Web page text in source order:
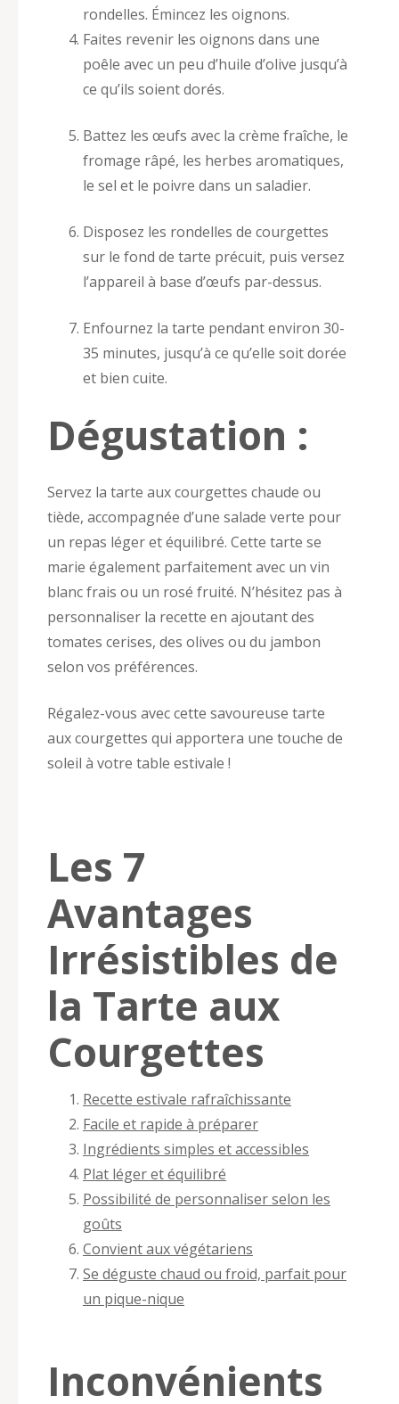
rondelles. Émincez les oignons.
Faites revenir les oignons dans une
poêle avec un peu d’huile d’olive jusqu’à
ce qu’ils soient dorés.
Battez les œufs avec la crème fraîche, le
fromage râpé, les herbes aromatiques,
le sel et le poivre dans un saladier.
Disposez les rondelles de courgettes
sur le fond de tarte précuit, puis versez
l’appareil à base d’œufs par-dessus.
Enfournez la tarte pendant environ 30-
35 minutes, jusqu’à ce qu’elle soit dorée
et bien cuite.
Dégustation :
Servez la tarte aux courgettes chaude ou
tiède, accompagnée d’une salade verte pour
un repas léger et équilibré. Cette tarte se
marie également parfaitement avec un vin
blanc frais ou un rosé fruité. N’hésitez pas à
personnaliser la recette en ajoutant des
tomates cerises, des olives ou du jambon
selon vos préférences.
Régalez-vous avec cette savoureuse tarte
aux courgettes qui apportera une touche de
soleil à votre table estivale !
Les 7
Avantages
Irrésistibles de
la Tarte aux
Courgettes
Recette estivale rafraîchissante
Facile et rapide à préparer
Ingrédients simples et accessibles
Plat léger et équilibré
Possibilité de personnaliser selon les
goûts
Convient aux végétariens
Se déguste chaud ou froid, parfait pour
un pique-nique
Inconvénients